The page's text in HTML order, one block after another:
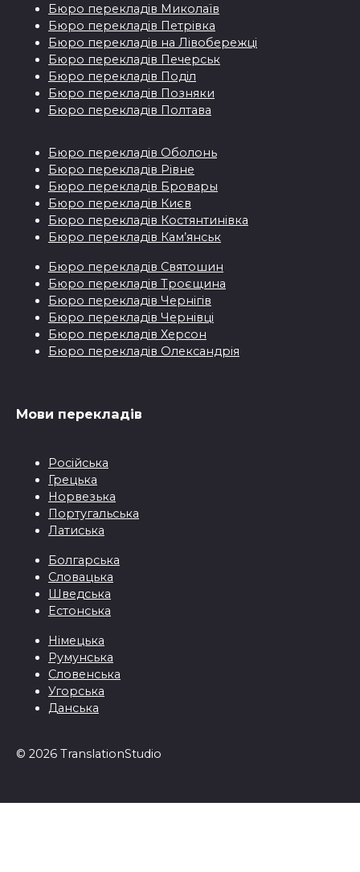
Бюро перекладiв Миколаїв
Бюро перекладiв Петрівка
Бюро перекладiв на Лівобережці
Бюро перекладiв Печерськ
Бюро перекладiв Поділ
Бюро перекладiв Позняки
Бюро перекладiв Полтава
Бюро перекладiв Оболонь
Бюро перекладiв Рівне
Бюро перекладiв Бровары
Бюро перекладiв Києв
Бюро перекладiв Костянтинівка
Бюро перекладів Кам’янськ
Бюро перекладiв Святошин
Бюро перекладiв Троєщина
Бюро перекладiв Чернігів
Бюро перекладiв Чернівці
Бюро перекладiв Херсон
Бюро перекладiв Олександрія
Мови перекладiв
Pосійськa
Грецькa
Норвезька
Португальська
Латиська
Болгарська
Словацька
Шведська
Естонська
Німецька
Румунська
Словенська
Угорська
Данська
© 2026 TranslationStudio